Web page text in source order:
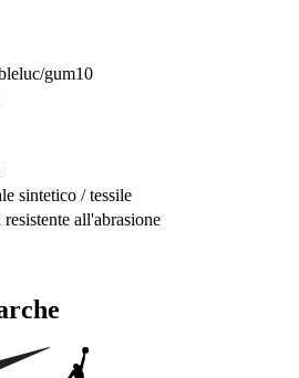
gum10
sintetico / tessile
resistente all'abrasione